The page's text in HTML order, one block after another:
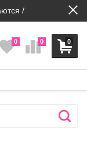
/
0
0 0